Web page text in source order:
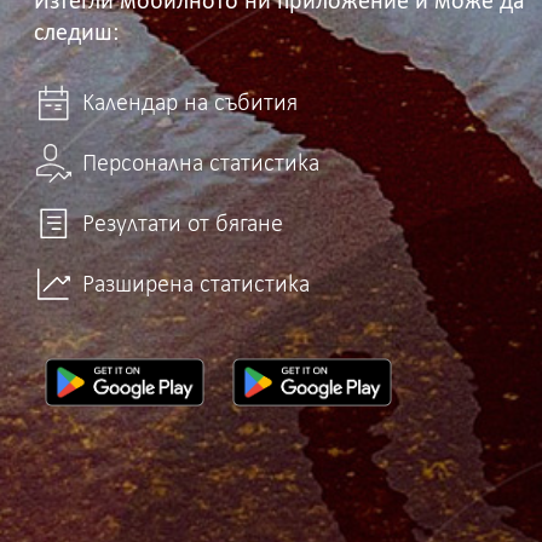
следиш:
Календар на събития
Персонална статистика
Резултати от бягане
Разширена статистика